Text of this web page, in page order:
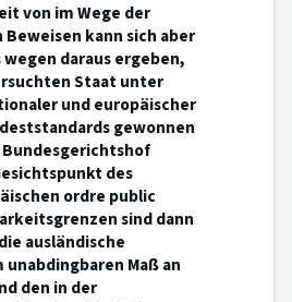
von im Wege der
kann sich aber
daraus ergeben,
Staat unter
und europäischer
gewonnen
des
ordre public
sind dann
ausländische
Maß an
den in der